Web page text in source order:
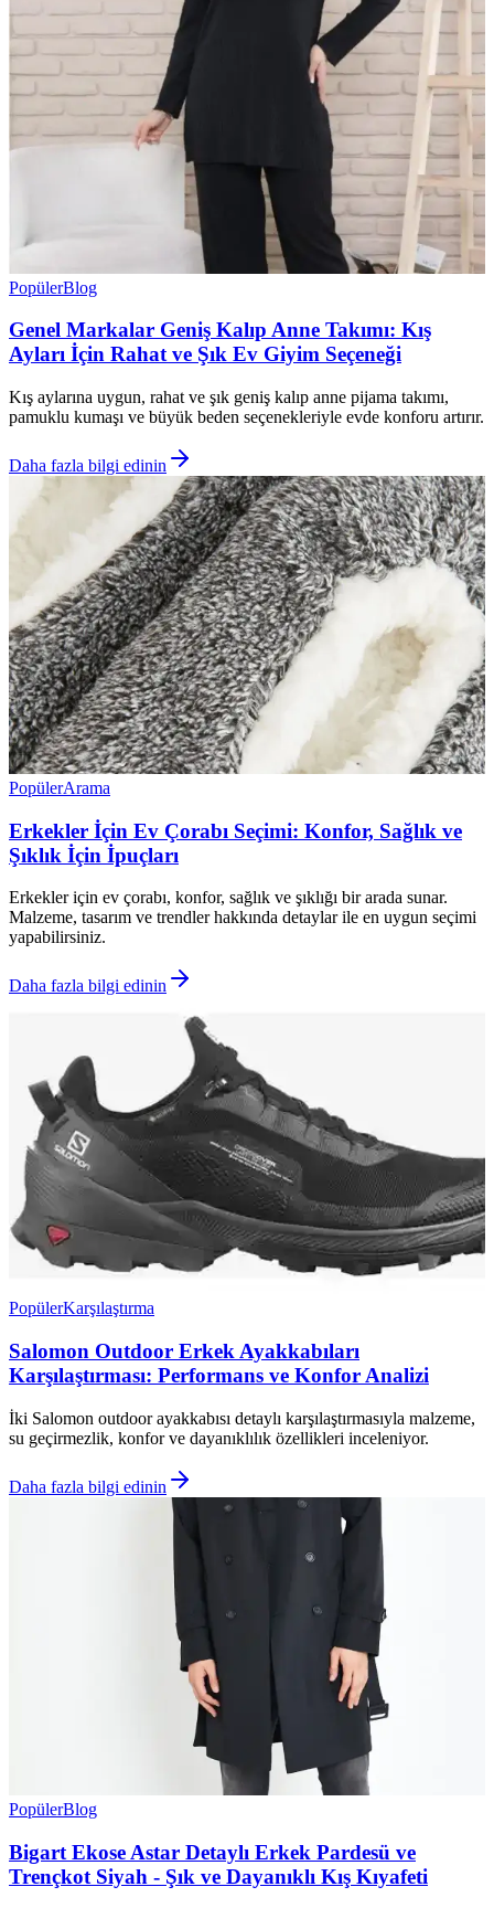
PopülerBlog
Genel Markalar Geniş Kalıp Anne Takımı: Kış
Ayları İçin Rahat ve Şık Ev Giyim Seçeneği
Kış aylarına uygun, rahat ve şık geniş kalıp anne pijama takımı,
pamuklu kumaşı ve büyük beden seçenekleriyle evde konforu artırır.
Daha fazla bilgi edinin
PopülerArama
Erkekler İçin Ev Çorabı Seçimi: Konfor, Sağlık ve
Şıklık İçin İpuçları
Erkekler için ev çorabı, konfor, sağlık ve şıklığı bir arada sunar.
Malzeme, tasarım ve trendler hakkında detaylar ile en uygun seçimi
yapabilirsiniz.
Daha fazla bilgi edinin
PopülerKarşılaştırma
Salomon Outdoor Erkek Ayakkabıları
Karşılaştırması: Performans ve Konfor Analizi
İki Salomon outdoor ayakkabısı detaylı karşılaştırmasıyla malzeme,
su geçirmezlik, konfor ve dayanıklılık özellikleri inceleniyor.
Daha fazla bilgi edinin
PopülerBlog
Bigart Ekose Astar Detaylı Erkek Pardesü ve
Trençkot Siyah - Şık ve Dayanıklı Kış Kıyafeti